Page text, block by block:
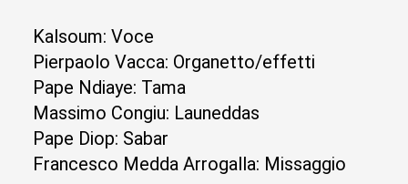
Kalsoum: Voce
Pierpaolo Vacca: Organetto/effetti
Pape Ndiaye: Tama
Massimo Congiu: Launeddas
Pape Diop: Sabar
Francesco Medda Arrogalla: Missaggio